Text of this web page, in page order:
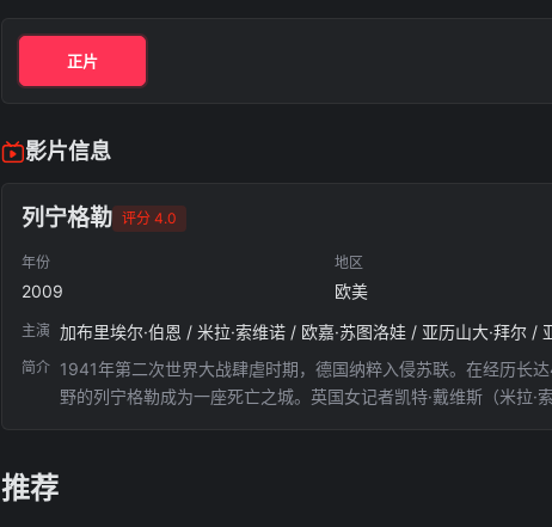
正片
影片信息
列宁格勒 评分 4.0
年份
2009
地区
欧美
主演
简介 1941年第二次世界大战肆虐时期，德国纳粹入侵苏联。在经历长
野的列宁格勒成为一座死亡之城。英国女记者凯特·戴维斯（米拉
推荐